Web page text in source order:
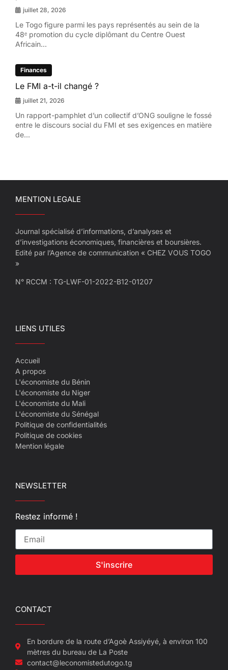
juillet 28, 2026
Le Togo figure parmi les pays représentés au sein de la
48ᵉ promotion du cycle diplômant du Centre Ouest
Africain...
Finances
Le FMI a-t-il changé ?
juillet 21, 2026
Un rapport-pamphlet d’un collectif d’ONG souligne le fossé
entre le discours social du FMI et ses exigences en matière
de...
MENTION LEGALE
Journal spécialisé d’informations, d’analyses et
d’investigations économiques, financières et boursières.
Edité par l’Agence de communication « CHEZ VOUS TOGO
»
N° RCCM : TG-LWF-01-2022-B12-01207
LIENS UTILES
Accueil
A propos
L'économiste du Bénin
L'économiste du Niger
L'économiste du Mali
L'économiste du Sénégal
Politique de confidentialités
Politique de cookies
Mention légale
NEWSLETTER
Restez informé !
S'inscrire
CONTACT
En bordure de la route d’Agoè Assiyéyé, à environ 100
mètres du bureau de La Poste
contact@leconomistedutogo.tg